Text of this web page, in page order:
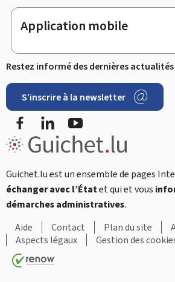
Application mobile
Restez informé des dernières
S’inscrire à la newsletter
FacebookLinkedIn
Guichet.lu est un ensemble de pages
échanger avec l’Étatet qui et vous
démarches administratives.
Aide
Contact Plan du site
Aspects légaux
Gestion des